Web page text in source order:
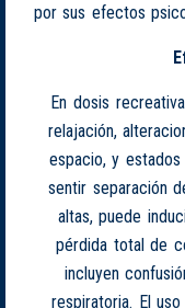
por sus efectos
En dosis
relajación,
espacio, y
sentir separación
altas, puede
pérdida total de
incluyen
respiratoria. El